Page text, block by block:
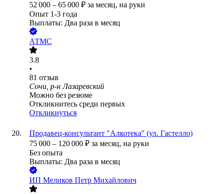
52 000 – 65 000 ₽ за месяц, на руки
Опыт 1-3 года
Выплаты: Два раза в месяц
АТМС
3.8
•
81 отзыв
Сочи, р-н Лазаревский
Можно без резюме
Откликнитесь среди первых
Откликнуться
Продавец-консультант "Алкотека" (ул. Гастелло)
75 000 – 120 000 ₽ за месяц, на руки
Без опыта
Выплаты: Два раза в месяц
ИП Меликов Петр Михайлович